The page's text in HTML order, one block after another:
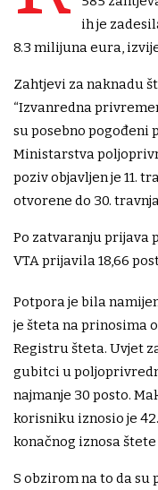
ih je
8.3 milijuna eura,
Zahtjevi za naknadu
“Izvanredna
su posebno pogođeni
Ministarstva
poziv objavljen je 11.
otvorene do 30.
Po zatvaranju prijava
VTA prijavila 18,66
Potpora je bila
je šteta na prinosima
Registru šteta. Uvjet
gubitci u
najmanje 30 posto.
korisniku iznosio je
konačnog iznosa štete
S obzirom na to da su